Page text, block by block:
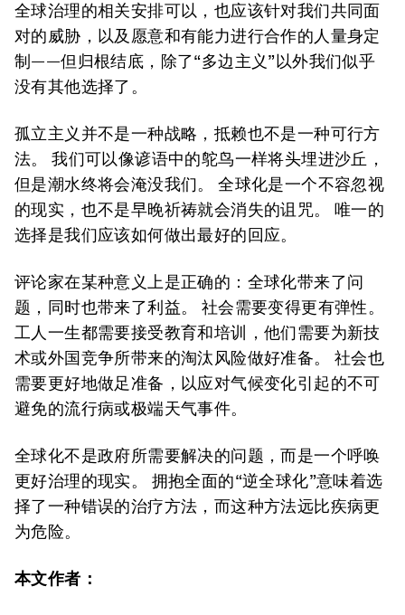
全球治理的相关安排可以，也应该针对我们共同面
对的威胁，以及愿意和有能力进行合作的人量身定
制——但归根结底，除了“多边主义”以外我们似乎
没有其他选择了。
孤立主义并不是一种战略，抵赖也不是一种可行方
法。 我们可以像谚语中的鸵鸟一样将头埋进沙丘，
但是潮水终将会淹没我们。 全球化是一个不容忽视
的现实，也不是早晚祈祷就会消失的诅咒。 唯一的
选择是我们应该如何做出最好的回应。
评论家在某种意义上是正确的：全球化带来了问
题，同时也带来了利益。 社会需要变得更有弹性。
工人一生都需要接受教育和培训，他们需要为新技
术或外国竞争所带来的淘汰风险做好准备。 社会也
需要更好地做足准备，以应对气候变化引起的不可
避免的流行病或极端天气事件。
全球化不是政府所需要解决的问题，而是一个呼唤
更好治理的现实。 拥抱全面的“逆全球化”意味着选
择了一种错误的治疗方法，而这种方法远比疾病更
为危险。
本文作者：